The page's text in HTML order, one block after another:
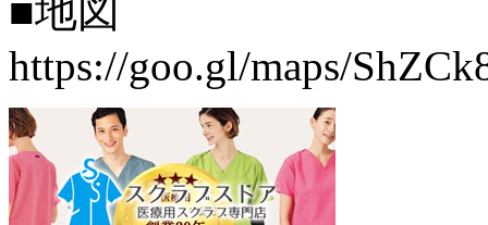
■地図
https://goo.gl/maps/